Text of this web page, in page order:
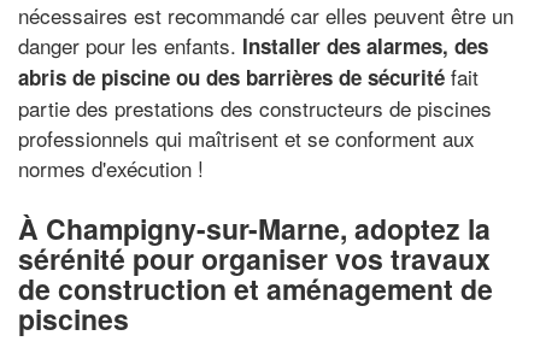
nécessaires est recommandé car elles peuvent être un
danger pour les enfants. Installer des alarmes, des
abris de piscine ou des barrières de sécurité fait
partie des prestations des constructeurs de piscines
professionnels qui maîtrisent et se conforment aux
normes d'exécution !
À Champigny-sur-Marne, adoptez la
sérénité pour organiser vos travaux
de construction et aménagement de
piscines